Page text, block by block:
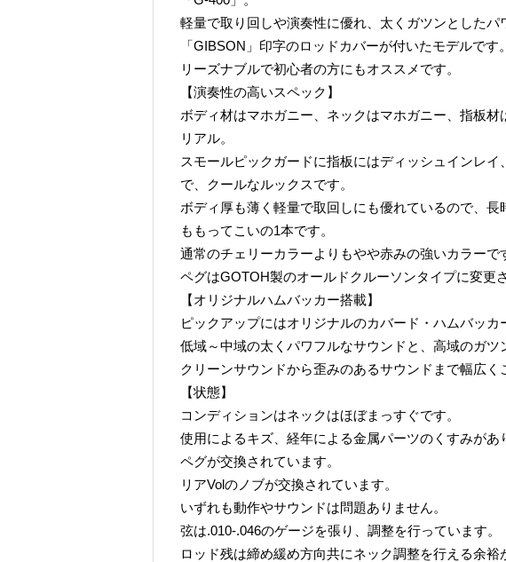
軽量で取り回しや演奏性に優れ、太くガツンとしたパ
「GIBSON」印字のロッドカバーが付いたモデルです。
リーズナブルで初心者の方にもオススメです。
【演奏性の高いスペック】
ボディ材はマホガニー、ネックはマホガニー、指板
リアル。
スモールピックガードに指板にはディッシュインレ
で、クールなルックスです。
ボディ厚も薄く軽量で取回しにも優れているので、
ももってこいの1本です。
通常のチェリーカラーよりもやや赤みの強いカラーで
ペグはGOTOH製のオールドクルーソンタイプに変更
【オリジナルハムバッカー搭載】
ピックアップにはオリジナルのカバード・ハムバッカ
低域～中域の太くパワフルなサウンドと、高域のガツ
クリーンサウンドから歪みのあるサウンドまで幅広く
【状態】
コンディションはネックはほぼまっすぐです。
使用によるキズ、経年による金属パーツのくすみがあ
ペグが交換されています。
リアVolのノブが交換されています。
いずれも動作やサウンドは問題ありません。
弦は.010-.046のゲージを張り、調整を行っています。
ロッド残は締め緩め方向共にネック調整を行える余裕